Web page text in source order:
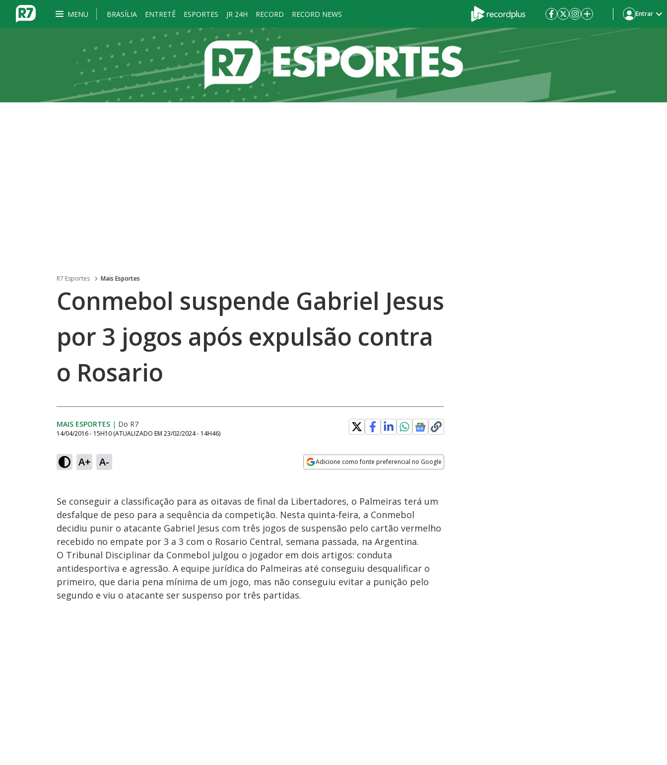
MENU BRASÍLIA ENTRETÊ ESPORTES JR 24H RECORD RECORD NEWS Entrar
R7 Esportes Mais Esportes
Conmebol suspende Gabriel Jesus
por 3 jogos após expulsão contra
o Rosario
MAIS ESPORTES | Do R7
14/04/2016 - 15H10 (ATUALIZADO EM 23/02/2024 - 14H46)
A+ A- Adicione como fonte preferencial no Google
Se conseguir a classificação para as oitavas de final da Libertadores, o Palmeiras terá um
desfalque de peso para a sequência da competição. Nesta quinta-feira, a Conmebol
decidiu punir o atacante Gabriel Jesus com três jogos de suspensão pelo cartão vermelho
recebido no empate por 3 a 3 com o Rosario Central, semana passada, na Argentina.
O Tribunal Disciplinar da Conmebol julgou o jogador em dois artigos: conduta
antidesportiva e agressão. A equipe jurídica do Palmeiras até conseguiu desqualificar o
primeiro, que daria pena mínima de um jogo, mas não conseguiu evitar a punição pelo
segundo e viu o atacante ser suspenso por três partidas.